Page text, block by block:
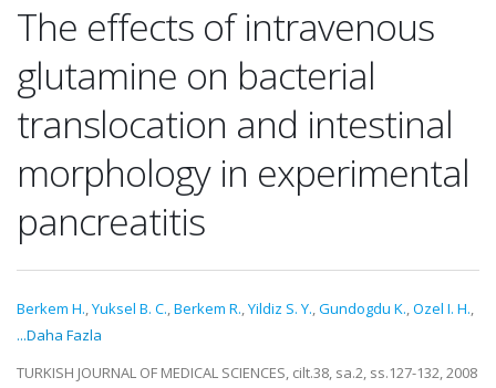
The effects of intravenous
glutamine on bacterial
translocation and intestinal
morphology in experimental
pancreatitis
Berkem H.,Yuksel B. C.,Berkem R.,Yildiz S. Y.,Gundogdu K.,Ozel I. H.,
...Daha Fazla
TURKISH JOURNAL OF MEDICAL SCIENCES, cilt.38, sa.2, ss.127-132, 2008